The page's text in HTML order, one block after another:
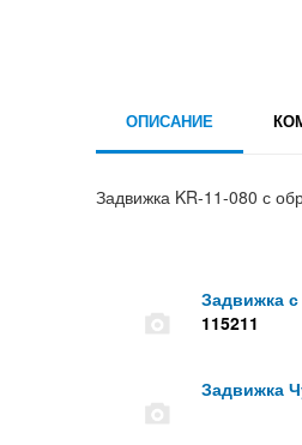
ОПИСАНИЕ
Задвижка KR-11-080 с
Задвижка
115211
Задвижка